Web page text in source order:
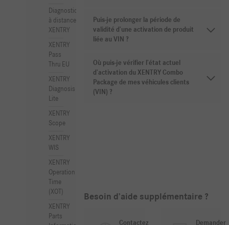
Diagnostic
à distance
XENTRY
XENTRY
Pass
Thru EU
XENTRY
Diagnosis
Lite
XENTRY
Scope
XENTRY
WIS
XENTRY
Operation
Time
(XOT)
XENTRY
Parts
Puis-je prolonger la période de
validité d’une activation de produit
liée au VIN ?
Où puis-je vérifier l’état actuel
d’activation du XENTRY Combo
Package de mes véhicules clients
(VIN) ?
Besoin d’aide supplémentaire ?
Contactez
Demander